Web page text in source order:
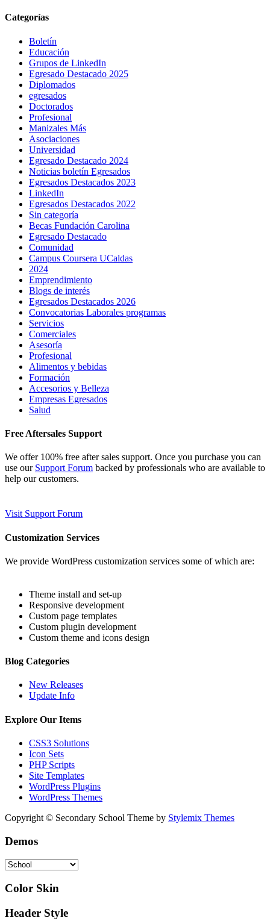
Categorías
Boletín
Educación
Grupos de LinkedIn
Egresado Destacado 2025
Diplomados
egresados
Doctorados
Profesional
Manizales Más
Asociaciones
Universidad
Egresado Destacado 2024
Noticias boletín Egresados
Egresados Destacados 2023
LinkedIn
Egresados Destacados 2022
Sin categoría
Becas Fundación Carolina
Egresado Destacado
Comunidad
Campus Coursera UCaldas
2024
Emprendimiento
Blogs de interés
Egresados Destacados 2026
Convocatorias Laborales programas
Servicios
Comerciales
Asesoría
Profesional
Alimentos y bebidas
Formación
Accesorios y Belleza
Empresas Egresados
Salud
Free Aftersales Support
We offer 100% free after sales support. Once you purchase you can
use our Support Forum backed by professionals who are available to
help our customers.
Visit Support Forum
Customization Services
We provide WordPress customization services some of which are:
Theme install and set-up
Responsive development
Custom page templates
Custom plugin development
Custom theme and icons design
Blog Categories
New Releases
Update Info
Explore Our Items
CSS3 Solutions
Icon Sets
PHP Scripts
Site Templates
WordPress Plugins
WordPress Themes
Copyright © Secondary School Theme by Stylemix Themes
Demos
Color Skin
Header Style